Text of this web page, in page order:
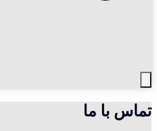
تماس با ما